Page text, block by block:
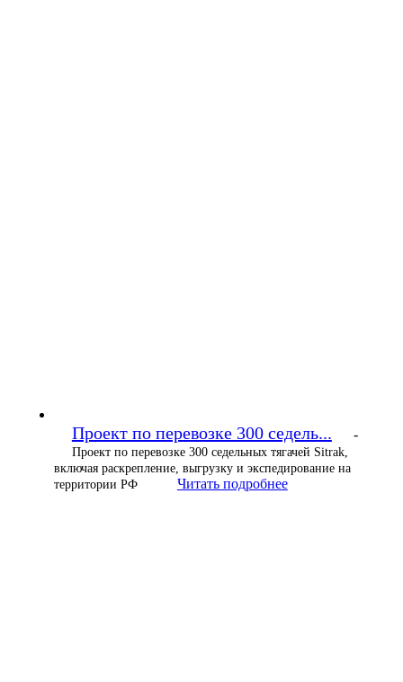
Проект по перевозке 300 седель... -
Проект по перевозке 300 седельных тягачей Sitrak,
включая раскрепление, выгрузку и экспедирование на
территории РФ
Читать подробнее